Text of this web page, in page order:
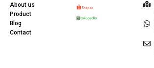
About us
Product
Blog
Contact